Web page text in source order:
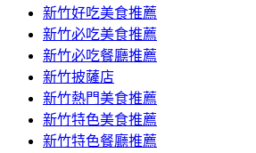
新竹好吃美食推薦
新竹必吃美食推薦
新竹必吃餐廳推薦
新竹披薩店
新竹熱門美食推薦
新竹特色美食推薦
新竹特色餐廳推薦